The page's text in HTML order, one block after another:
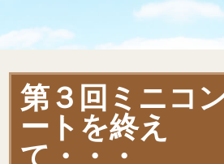
第３回ミニコ
ートを終え
て・・・